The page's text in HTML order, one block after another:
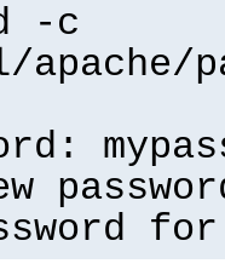
-c